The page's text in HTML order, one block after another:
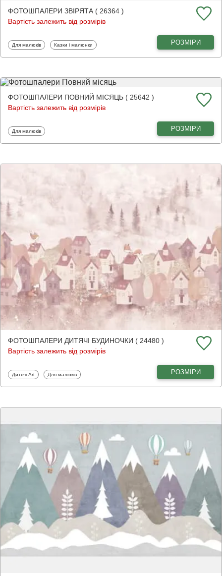
ФОТОШПАЛЕРИ ЗВІРЯТА ( 26364 )
Вартість залежить від розмірів
Фотошпалери
Для малюків Фотошпалери
Казки і малюнки РОЗМІРИ
ФОТОШПАЛЕРИ ПОВНИЙ МІСЯЦЬ ( 25642 )
Вартість залежить від розмірів
Фотошпалери
Для малюків РОЗМІРИ
ФОТОШПАЛЕРИ ДИТЯЧІ БУДИНОЧКИ ( 24480 )
Вартість залежить від розмірів
Фотошпалери
Дитячі Art Фотошпалери
Для малюків РОЗМІРИ